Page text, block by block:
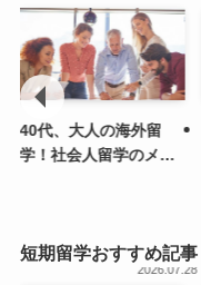
40代、大人の海外留
学！社会人留学のメリ
短期留学おすすめ記事
2026.07.28